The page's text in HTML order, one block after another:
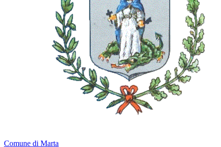
Comune di Marta